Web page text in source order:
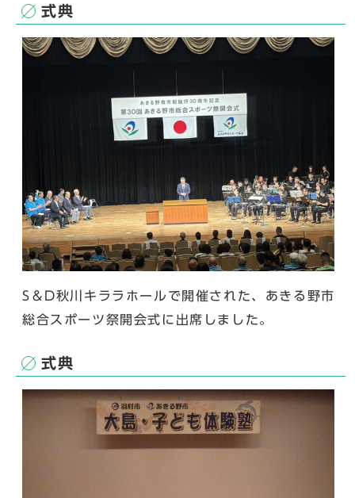
式典
S＆D秋川キララホールで開催された、あきる野市
総合スポーツ祭開会式に出席しました。
式典